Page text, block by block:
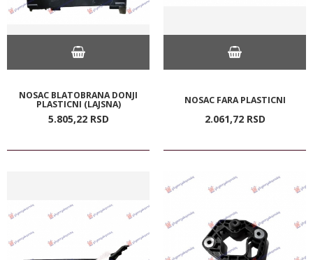
NOSAC BLATOBRANA DONJI
PLASTICNI (LAJSNA)
5.805,22 RSD
NOSAC FARA PLASTICNI
2.061,72 RSD